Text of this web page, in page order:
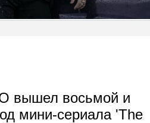
вышел восьмой и
мини-сериала 'The